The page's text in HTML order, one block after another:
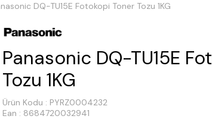
DQ-TU15E Fotokopi Toner Tozu 1KG
Panasonic DQ-TU15E
Tozu 1KG
Ürün Kodu : PYRZ0004232
Ean : 8684720032941